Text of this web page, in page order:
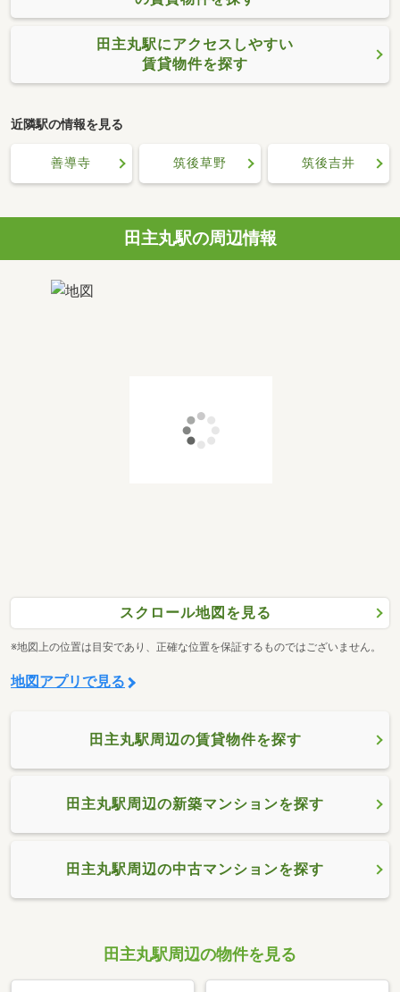
田主丸駅にアクセスしやすい
賃貸物件を探す
近隣駅の情報を見る
善導寺 筑後草野 筑後吉井
田主丸駅の周辺情報
スクロール地図を見る
※地図上の位置は目安であり、正確な位置を保証するものではございません。
地図アプリで見る
田主丸駅周辺の賃貸物件を探す
田主丸駅周辺の新築マンションを探す
田主丸駅周辺の中古マンションを探す
田主丸駅周辺の物件を見る